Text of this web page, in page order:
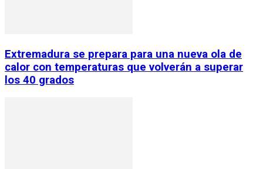
Extremadura se prepara para una nueva ola de
calor con temperaturas que volverán a superar
los 40 grados